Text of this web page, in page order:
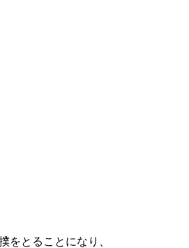
をとることになり、